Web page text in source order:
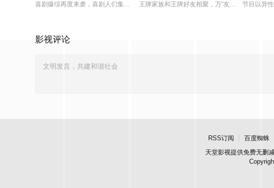
喜剧爆综再度来袭，喜剧人们集结Again！选取最贴近生活的主题创作无限可能的喜剧
王牌家族和王牌好友相聚，万“友”引力，王牌有
节目以异
影视评论
RSS订阅 百度蜘蛛
天堂影视提供免费无删